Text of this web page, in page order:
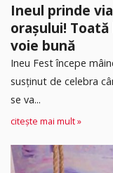
Ineul prinde
orașului!
voie bună
Ineu Fest începe
susținut de celebra
se va...
citește mai mult »